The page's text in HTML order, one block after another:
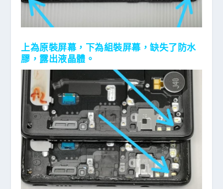
上為原裝屏幕，下為組裝屏幕，缺失了防水
膠，露出液晶體。